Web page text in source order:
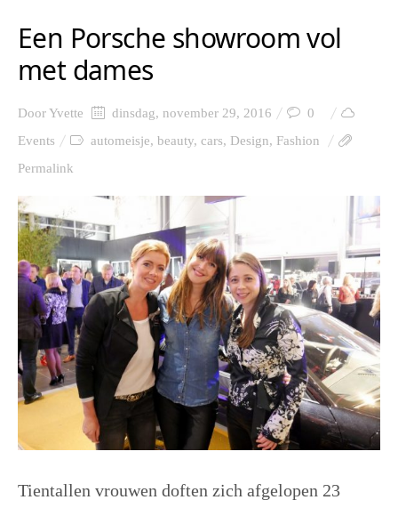
Een Porsche showroom vol
met dames
DoorYvette dinsdag, november 29, 2016
0
Events
automeisje, beauty, cars, Design, Fashion
Permalink
Tientallen vrouwen doften zich afgelopen 23